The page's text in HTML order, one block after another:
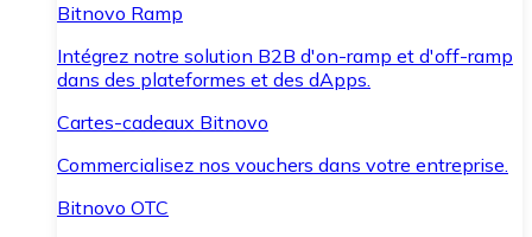
Bitnovo Ramp
Intégrez notre solution B2B d'on-ramp et d'off-ramp
dans des plateformes et des dApps.
Cartes-cadeaux Bitnovo
Commercialisez nos vouchers dans votre entreprise.
Bitnovo OTC